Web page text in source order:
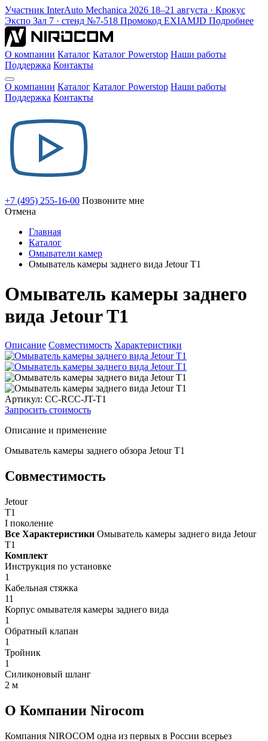
Участник InterAuto Mechanica 2026 18–21 августа · Крокус
Экспо Зал 7 · стенд №7-518 Промокод EXIAMJD Подробнее
О компании Каталог Каталог Powerstop Наши работы
Поддержка Контакты
О компании Каталог Каталог Powerstop Наши работы
Поддержка Контакты
+7 (495) 255-16-00 Позвоните мне
Отмена
Главная
Каталог
Омыватели камер
Омыватель камеры заднего вида Jetour T1
Омыватель камеры заднего
вида Jetour T1
Описание Совместимость Характеристики
Артикул: CC-RCC-JT-T1
Запросить стоимость
Описание и применение
Омыватель камеры заднего обзора Jetour T1
Совместимость
Jetour
T1
I поколение
Все Характеристики Омыватель камеры заднего вида Jetour
T1
Комплект
Инструкция по установке
1
Кабельная стяжка
11
Корпус омывателя камеры заднего вида
1
Обратный клапан
1
Тройник
1
Силиконовый шланг
2 м
О Компании Nirocom
Компания NIROCOM одна из первых в России всерьез